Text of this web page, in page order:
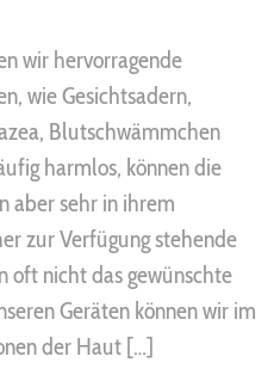
wir hervorragende
wie Gesichtsadern,
Blutschwämmchen
harmlos, können die
aber sehr in ihrem
zur Verfügung stehende
oft nicht das gewünschte
Geräten können wir im
der Haut […]